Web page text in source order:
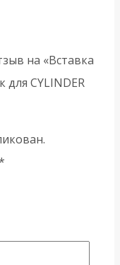
на «Вставка
CYLINDER